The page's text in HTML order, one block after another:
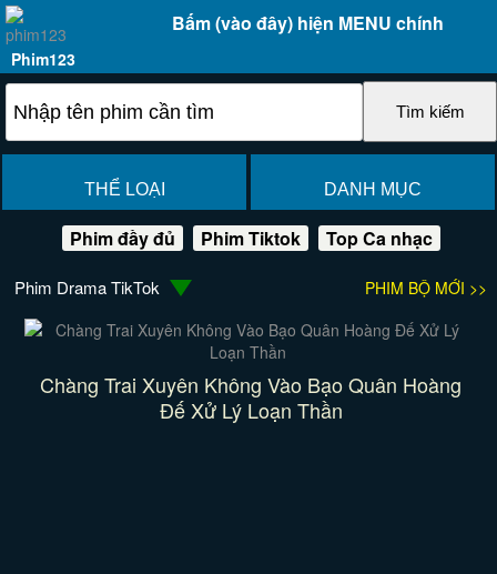
Bấm (vào đây) hiện MENU chính
Phim123
THỂ LOẠI DANH MỤC
Phim đầy đủ Phim Tiktok Top Ca nhạc
Phim Drama TikTok PHIM BỘ MỚI >>
Chàng Trai Xuyên Không Vào Bạo Quân Hoàng
Đế Xử Lý Loạn Thần